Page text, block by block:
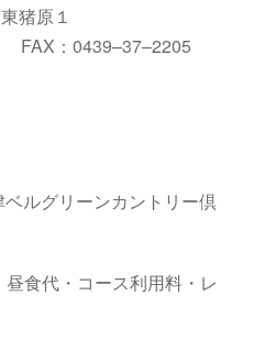
猪原１
FAX ： 0439–37–2205
ベルグリーンカントリー倶
食代・コース利用料・レ